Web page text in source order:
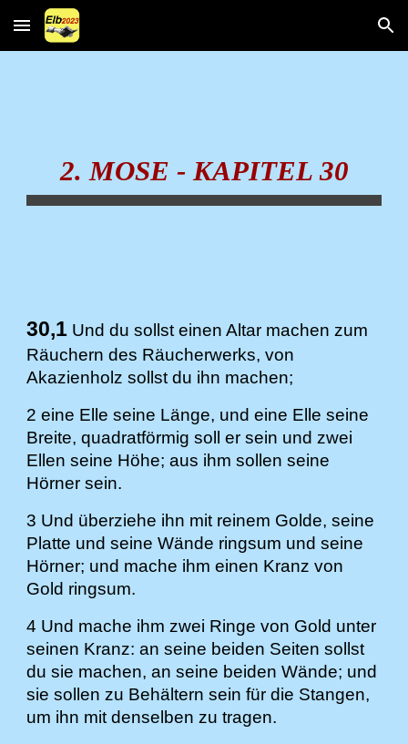
Skip to main content Skip to navigation
2. MOSE - KAPITEL 30
30,1 Und du sollst einen Altar machen zum
Räuchern des Räucherwerks, von
Akazienholz sollst du ihn machen;
2 eine Elle seine Länge, und eine Elle seine
Breite, quadratförmig soll er sein und zwei
Ellen seine Höhe; aus ihm sollen seine
Hörner sein.
3 Und überziehe ihn mit reinem Golde, seine
Platte und seine Wände ringsum und seine
Hörner; und mache ihm einen Kranz von
Gold ringsum.
4 Und mache ihm zwei Ringe von Gold unter
seinen Kranz: an seine beiden Seiten sollst
du sie machen, an seine beiden Wände; und
sie sollen zu Behältern sein für die Stangen,
um ihn mit denselben zu tragen.